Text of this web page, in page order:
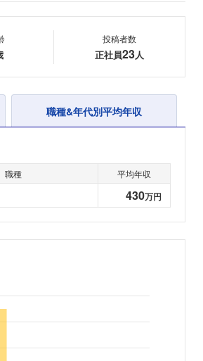
投稿者数
正社員23人
職種&年代別平均年収
職種 平均年収
430万円